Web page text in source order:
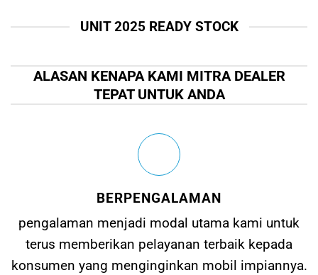
UNIT 2025 READY STOCK
ALASAN KENAPA KAMI MITRA DEALER
TEPAT UNTUK ANDA
BERPENGALAMAN
pengalaman menjadi modal utama kami untuk
terus memberikan pelayanan terbaik kepada
konsumen yang menginginkan mobil impiannya.